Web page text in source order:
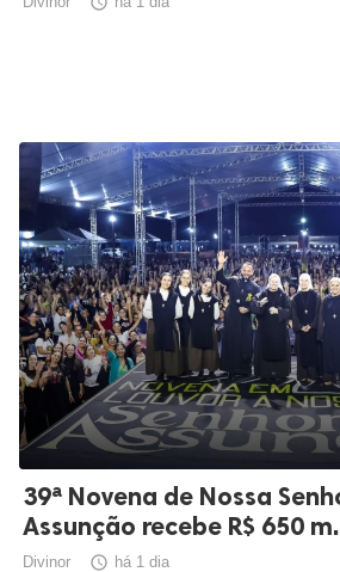
39ª Novena de Nossa
Assunção recebe R$ 650
Divinor  há 1 dia